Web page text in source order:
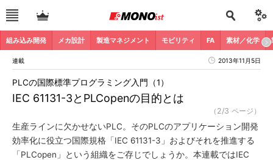
組み込み開発 メカ設計 製造マネジメント モビリティ FA 素材／化学
連載 2013年11月5日
IEC 61131-3とPLCopenの目的とは
PLCの国際標準プログラミング入門（1）
（2/3 ページ）
生産ラインに欠かせないPLC。そのPLCのアプリケーション開発
効率化に役立つ国際規格「IEC 61131-3」およびそれを推進する
「PLCopen」という組織をご存じでしょうか。本連載ではIEC